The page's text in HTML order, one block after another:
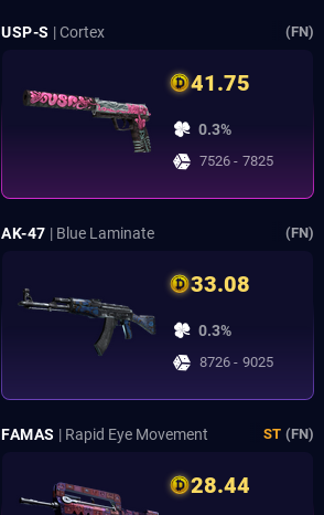
USP-S | Cortex (FN)
41.75
0.3%
7526 - 7825
AK-47 | Blue Laminate (FN)
33.08
0.3%
8726 - 9025
FAMAS | Rapid Eye Movement ST (FN)
28.44